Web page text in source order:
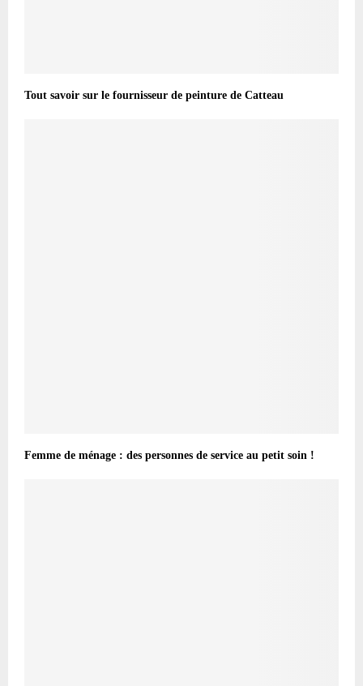
Tout savoir sur le fournisseur de peinture de Catteau
Femme de ménage : des personnes de service au petit soin !